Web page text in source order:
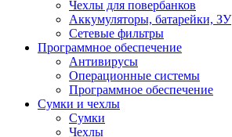
Чехлы для повербанков
Аккумуляторы, батарейки, ЗУ
Сетевые фильтры
Программное обеспечение
Антивирусы
Операционные системы
Программное обеспечение
Сумки и чехлы
Сумки
Чехлы